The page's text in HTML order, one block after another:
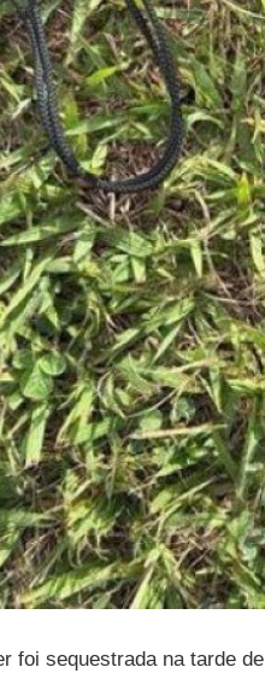
foi sequestrada na tarde